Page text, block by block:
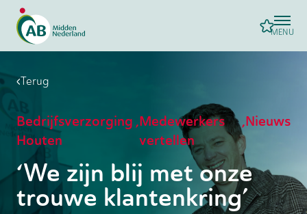
MENU
Terug
Bedrijfsverzorging
Houten
,Medewerkers
vertellen
,Nieuws
‘We zijn blij met onze
trouwe klantenkring’